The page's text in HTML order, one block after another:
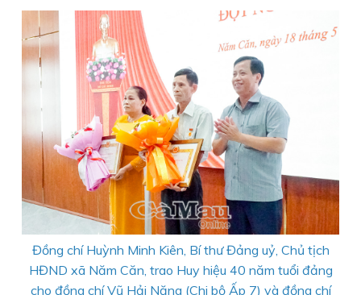
Đồng chí Huỳnh Minh Kiên, Bí thư Đảng uỷ, Chủ tịch
HĐND xã Năm Căn, trao Huy hiệu 40 năm tuổi đảng
cho đồng chí Vũ Hải Năng (Chi bộ Ấp 7) và đồng chí